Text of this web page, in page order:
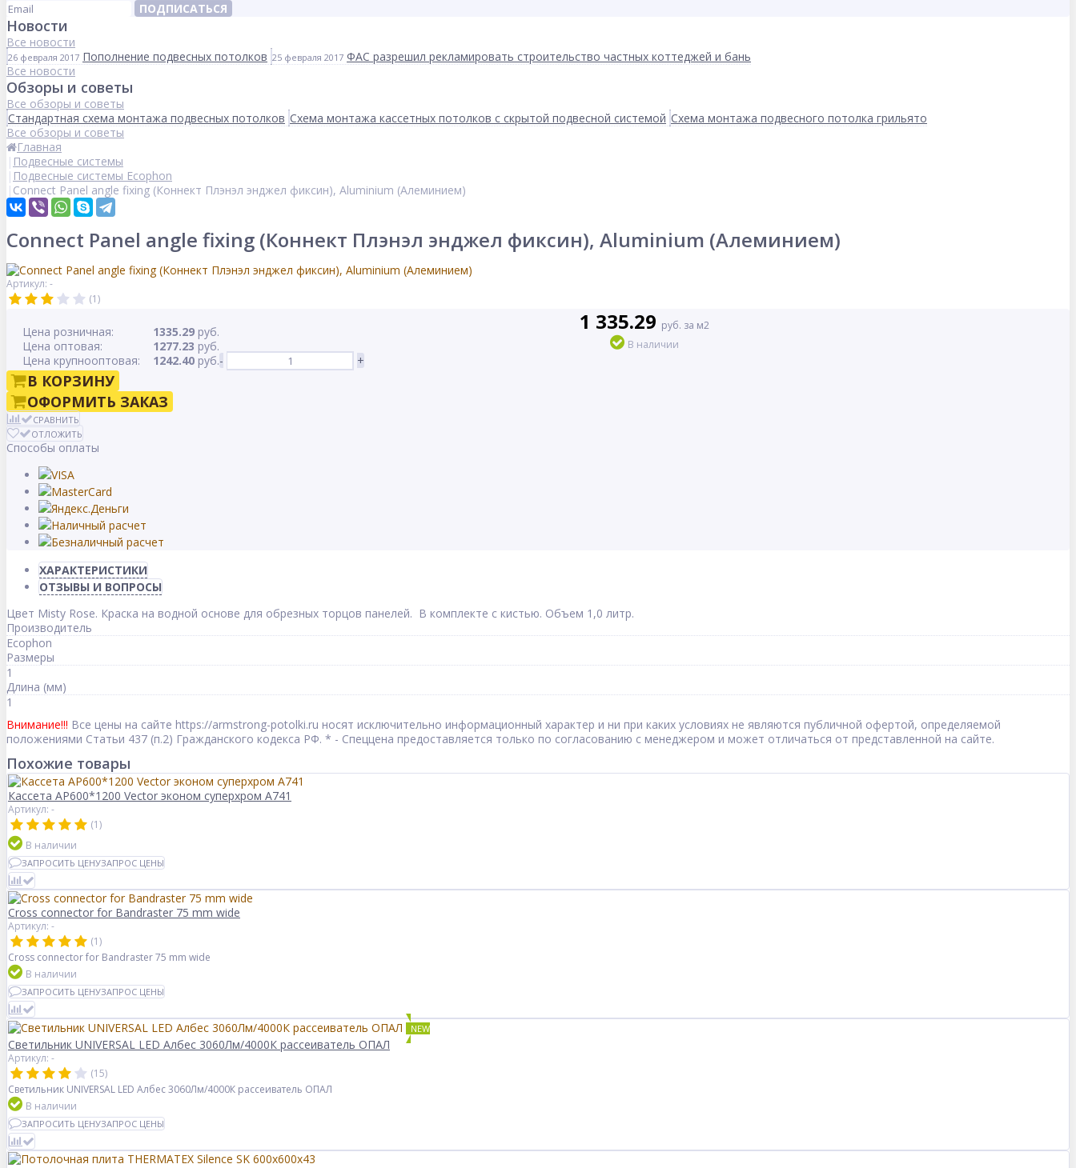
ПОДПИСАТЬСЯ
Новости
Все новости
26 февраля 2017 Пополнение подвесных потолков 25 февраля 2017 ФАС разрешил рекламировать строительство частных коттеджей и бань
Все новости
Обзоры и советы
Все обзоры и советы
Стандартная схема монтажа подвесных потолков Схема монтажа кассетных потолков с скрытой подвесной системой Схема монтажа подвесного потолка грильято
Все обзоры и советы
Главная
Подвесные системы
Подвесные системы Ecophon
Connect Panel angle fixing (Коннект Плэнэл энджел фиксин), Aluminium (Алеминием)
Connect Panel angle fixing (Коннект Плэнэл энджел фиксин), Aluminium (Алеминием)
Артикул: -
(1)
Цена розничная: 1335.29 руб.
Цена оптовая:
1277.23 руб.
Цена крупнооптовая:
1242.40 руб.
1 335.29 руб. за м2
В наличии
- +
В КОРЗИНУ
ОФОРМИТЬ ЗАКАЗ
СРАВНИТЬ
ОТЛОЖИТЬ
Способы оплаты
ХАРАКТЕРИСТИКИ
ОТЗЫВЫ И ВОПРОСЫ
Цвет Misty Rose. Краска на водной основе для обрезных торцов панелей. В комплекте с кистью. Объем 1,0 литр.
Производитель
Ecophon
Размеры
1
Длина (мм)
1
Внимание!!! Все цены на сайте https://armstrong-potolki.ru носят исключительно информационный характер и ни при каких условиях не являются публичной офертой, определяемой
положениями Статьи 437 (п.2) Гражданского кодекса РФ. * - Спеццена предоставляется только по согласованию с менеджером и может отличаться от представленной на сайте.
Похожие товары
Кассета AP600*1200 Vector эконом суперхром А741
Артикул: -
(1)
В наличии
ЗАПРОСИТЬ ЦЕНУЗАПРОС ЦЕНЫ
Cross connector for Bandraster 75 mm wide
Артикул: -
(1)
Cross connector for Bandraster 75 mm wide
В наличии
ЗАПРОСИТЬ ЦЕНУЗАПРОС ЦЕНЫ
NEW
Светильник UNIVERSAL LED Албес 3060Лм/4000К рассеиватель ОПАЛ
Артикул: -
(15)
Светильник UNIVERSAL LED Албес 3060Лм/4000К рассеиватель ОПАЛ
В наличии
ЗАПРОСИТЬ ЦЕНУЗАПРОС ЦЕНЫ